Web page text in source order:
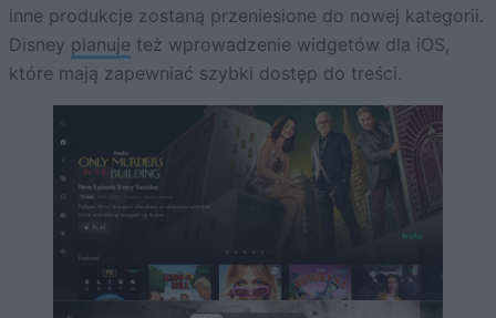
inne produkcje zostaną przeniesione do nowej kategorii.
Disney planuje też wprowadzenie widgetów dla iOS,
które mają zapewniać szybki dostęp do treści.